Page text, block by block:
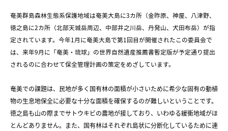
奄美群島森林生態系保護地域は奄美大島に3カ所（金昨原、神屋、八津野、
徳之島に2カ所（北部天城岳周辺、中部井之川岳、丹発山、犬田布岳）が指
定されています。今年1月に奄美大島で第1回目が開催されたこの委員会で
は、来年9月に「奄美・琉球」の世界自然遺産推薦書暫定版が予定通り提出
されるのに合わせて保全管理計画の策定をめざしています。
奄美での課題は、民地が多く国有林の面積が小さいために希少な固有の動植
物の生息地保全に必要な十分な面積を確保するのが難しいということです。
徳之島も山の際までサトウキビの農地が接しており、いわゆる緩衝地域がほ
とんどありません。また、国有林はそれぞれ島状に分断化しているために連